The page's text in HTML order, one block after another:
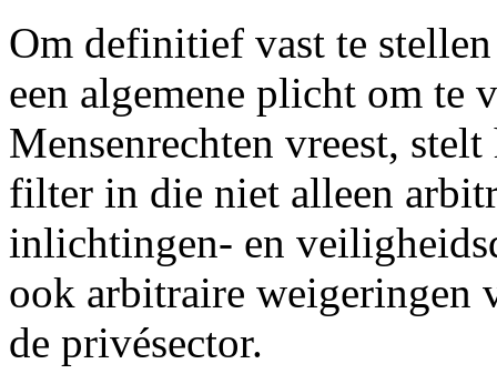
Om definitief vast te
een algemene plicht om te
Mensenrechten vreest,
filter in die niet alleen
inlichtingen- en
ook arbitraire weigeringen
de privésector.